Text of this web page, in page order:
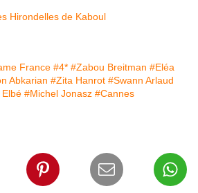
France #4* #Zabou Breitman #Eléa
Abkarian #Zita Hanrot #Swann Arlaud
#Michel Jonasz #Cannes